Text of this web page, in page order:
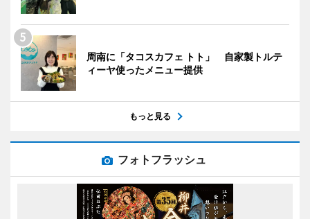
周南に「タコスカフェ トト」 自家製トルテ
ィーヤ使ったメニュー提供
もっと見る
フォトフラッシュ